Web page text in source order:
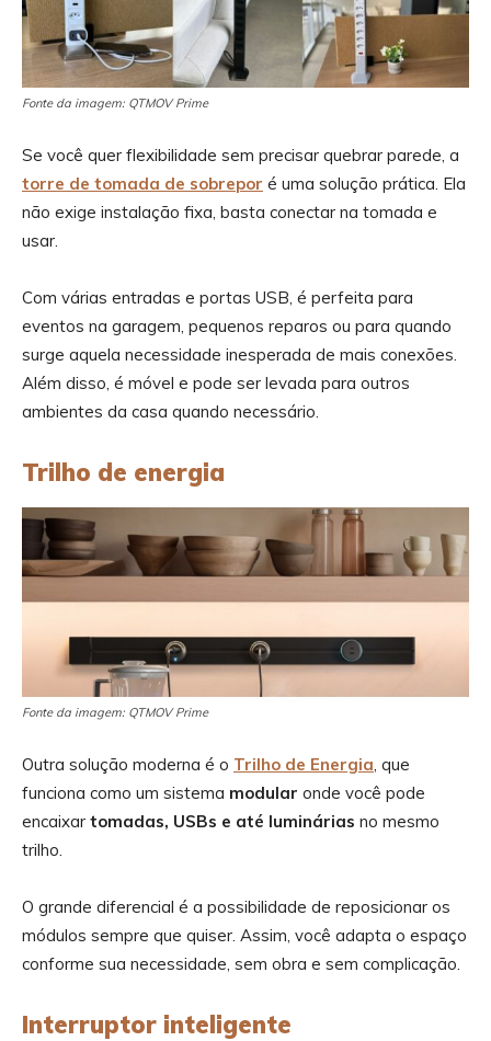
Fonte da imagem: QTMOV Prime
Se você quer flexibilidade sem precisar quebrar parede, a
torre de tomada de sobrepor é uma solução prática. Ela
não exige instalação fixa, basta conectar na tomada e
usar.
Com várias entradas e portas USB, é perfeita para
eventos na garagem, pequenos reparos ou para quando
surge aquela necessidade inesperada de mais conexões.
Além disso, é móvel e pode ser levada para outros
ambientes da casa quando necessário.
Trilho de energia
Fonte da imagem: QTMOV Prime
Outra solução moderna é o Trilho de Energia , que
funciona como um sistema modular onde você pode
encaixar tomadas, USBs e até luminárias no mesmo
trilho.
O grande diferencial é a possibilidade de reposicionar os
módulos sempre que quiser. Assim, você adapta o espaço
conforme sua necessidade, sem obra e sem complicação.
Interruptor inteligente